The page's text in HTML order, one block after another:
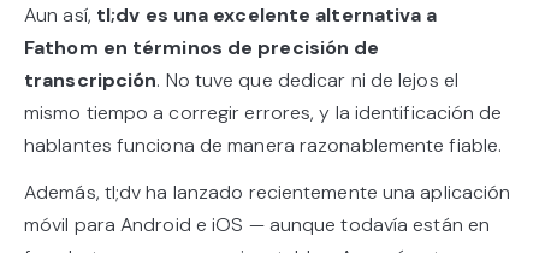
Aun así, tl;dv es una excelente alternativa a
Fathom en términos de precisión de
transcripción. No tuve que dedicar ni de lejos el
mismo tiempo a corregir errores, y la identificación de
hablantes funciona de manera razonablemente fiable.
Además, tl;dv ha lanzado recientemente una aplicación
móvil para Android e iOS — aunque todavía están en